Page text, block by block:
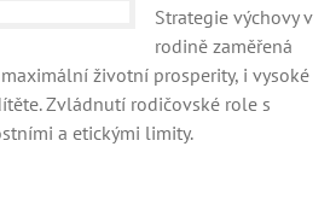
Strategie výchovy v
rodině zaměřená
životní prosperity, i vysoké
Zvládnutí rodičovské role s
a etickými limity.